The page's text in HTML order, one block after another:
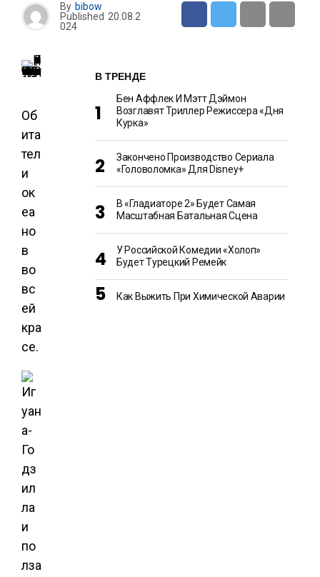
By bibow
Published 20.08.2
024
Об
ита
тел
и
ок
еа
но
в
во
вс
ей
кра
се.
В ТРЕНДЕ
Бен Аффлек И Мэтт Дэймон
Возглавят Триллер Режиссера «Дня
Курка»
Закончено Производство Сериала
«Головоломка» Для Disney+
В «Гладиаторе 2» Будет Самая
Масштабная Батальная Сцена
У Российской Комедии «Холоп»
Будет Турецкий Ремейк
Как Выжить При Химической Аварии